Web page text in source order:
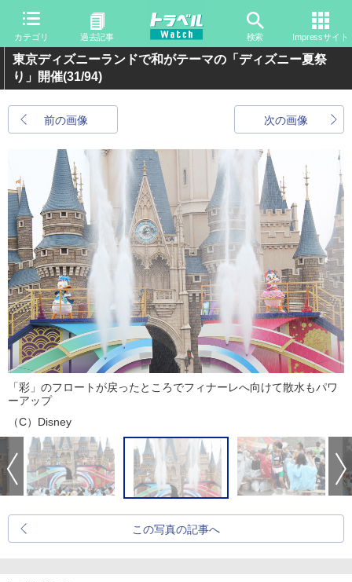
カテゴリ 過去記事 検索 Impressサイト
東京ディズニーランドで和がテーマの「ディズニー夏祭
り」開催(31/94)
前の画像 次の画像
「彩」のフロートが戻ったところでフィナーレへ向けて散水もパワ
ーアップ
（C）Disney
この写真の記事へ